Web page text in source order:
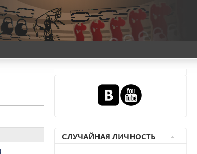
СЛУЧАЙНАЯ ЛИЧНОСТЬ